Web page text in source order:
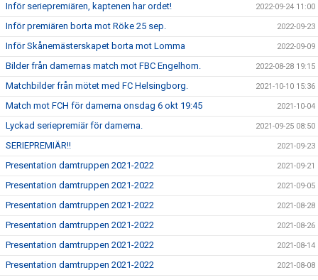
Inför seriepremiären, kaptenen har ordet! 2022-09-24 11:00
Inför premiären borta mot Röke 25 sep. 2022-09-23
Inför Skånemästerskapet borta mot Lomma 2022-09-09
Bilder från damernas match mot FBC Engelhom. 2022-08-28 19:15
Matchbilder från mötet med FC Helsingborg. 2021-10-10 15:36
Match mot FCH för damerna onsdag 6 okt 19:45 2021-10-04
Lyckad seriepremiär för damerna. 2021-09-25 08:50
SERIEPREMIÄR!! 2021-09-23
Presentation damtruppen 2021-2022 2021-09-21
Presentation damtruppen 2021-2022 2021-09-05
Presentation damtruppen 2021-2022 2021-08-28
Presentation damtruppen 2021-2022 2021-08-26
Presentation damtruppen 2021-2022 2021-08-14
Presentation damtruppen 2021-2022 2021-08-08